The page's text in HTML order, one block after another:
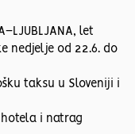
let
nedjelje od 22.6. do
taksu u Sloveniji i
hotela i natrag